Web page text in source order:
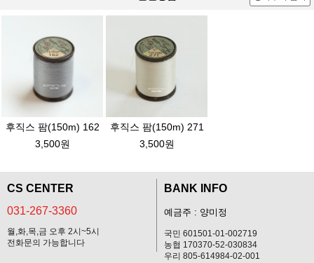
후직스 팜(150m) 162
3,500원
후직스 팜(150m) 271
3,500원
CS CENTER
031-267-3360
월,화,목,금 오후 2시~5시
전화문의 가능합니다
BANK INFO
예금주 : 양미정
국민 601501-01-002719
농협 170370-52-030834
우리 805-614984-02-001